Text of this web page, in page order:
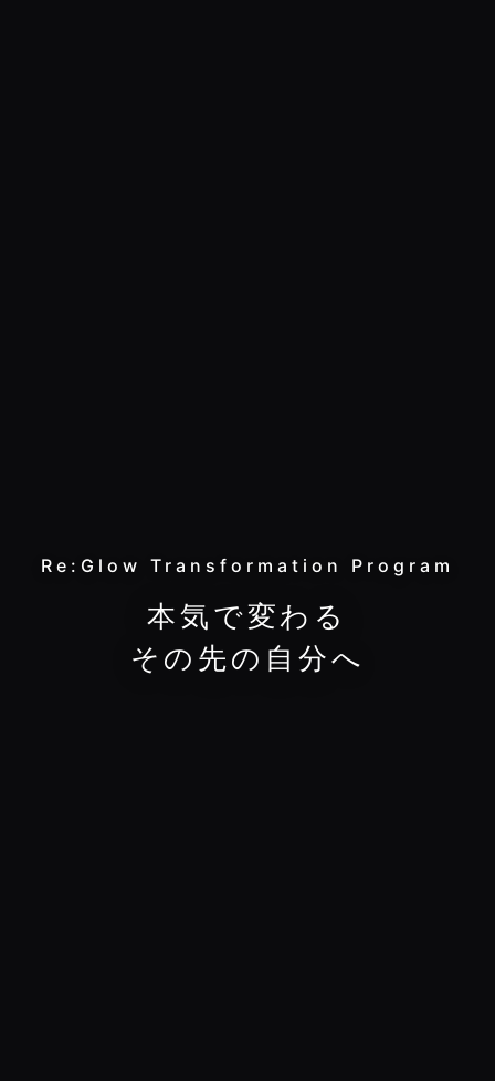
Re:Glow Transformation Program
本気で変わ る
その先の 自 分へ